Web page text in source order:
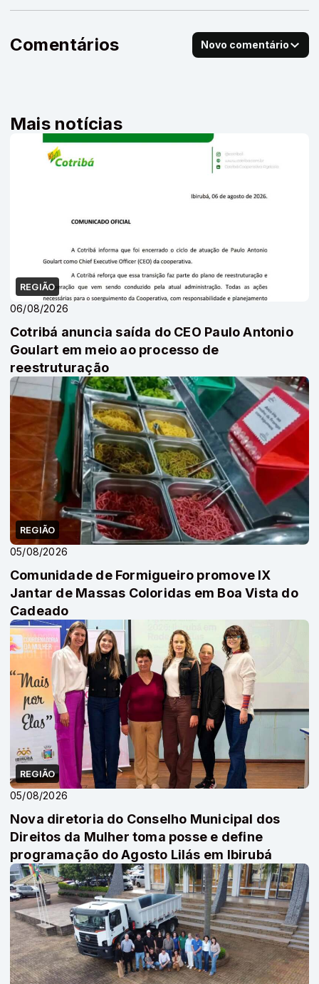
Comentários Novo comentário
Mais notícias
REGIÃO
06/08/2026
Cotribá anuncia saída do CEO Paulo Antonio
Goulart em meio ao processo de
reestruturação
REGIÃO
05/08/2026
Comunidade de Formigueiro promove IX
Jantar de Massas Coloridas em Boa Vista do
Cadeado
REGIÃO
05/08/2026
Nova diretoria do Conselho Municipal dos
Direitos da Mulher toma posse e define
programação do Agosto Lilás em Ibirubá